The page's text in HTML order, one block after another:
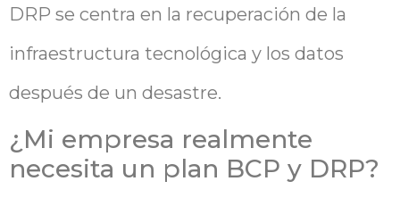
DRP se centra en la recuperación de la
infraestructura tecnológica y los datos
después de un desastre.
¿Mi empresa realmente
necesita un plan BCP y DRP?